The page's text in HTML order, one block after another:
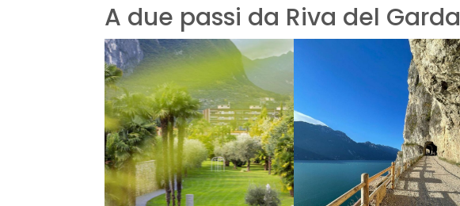
A due passi da Riva del Garda